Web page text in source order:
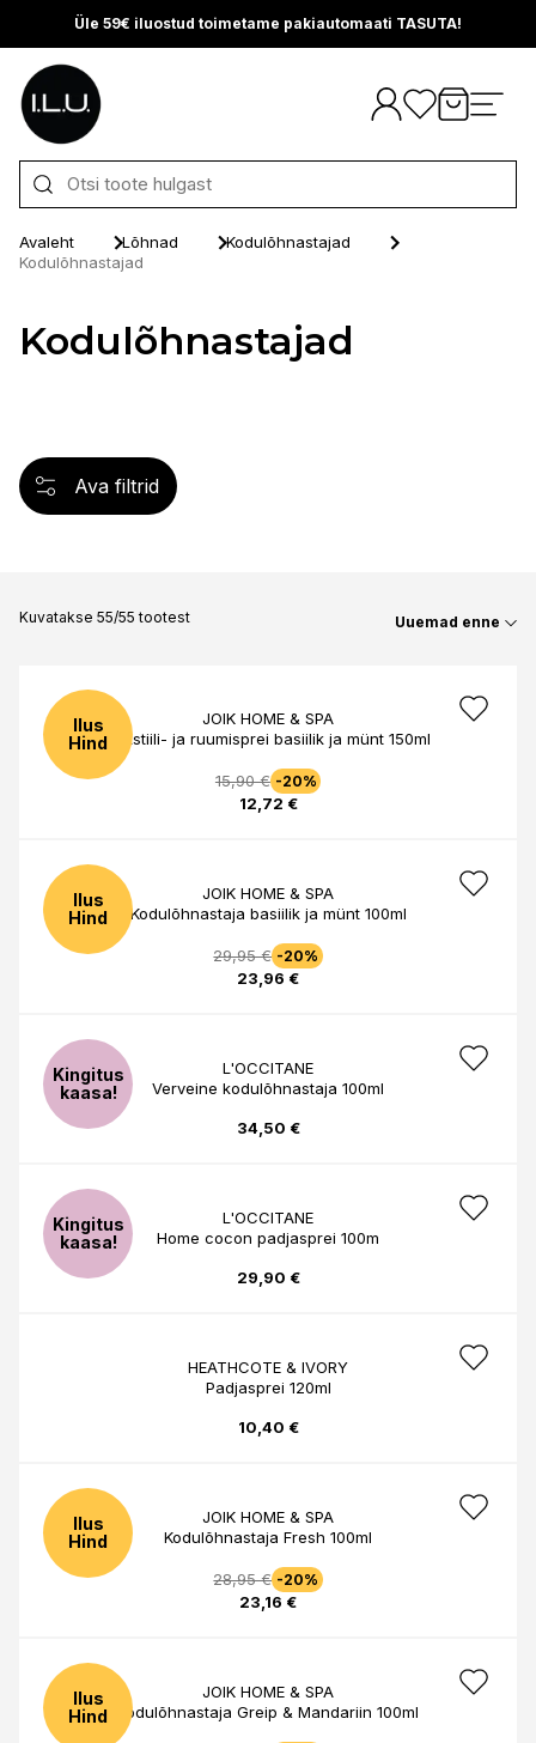
Üle 59€ iluostud toimetame pakiautomaati TASUTA!
Otse sisu juurde
Avaleht Lõhnad
Kodulõhnastajad
Kodulõhnastajad
Kodulõhnastajad
Ava filtrid
Kuvatakse 55/55 tootest Uuemad enne
Ilus
Hind
JOIK HOME & SPA
Tekstiili- ja ruumisprei basiilik ja münt 150ml
15,90 € -20%
12,72 €
Ilus
Hind
JOIK HOME & SPA
Kodulõhnastaja basiilik ja münt 100ml
29,95 € -20%
23,96 €
Kingitus
kaasa!
L'OCCITANE
Verveine kodulõhnastaja 100ml
34,50 €
Kingitus
kaasa!
L'OCCITANE
Home cocon padjasprei 100m
29,90 €
HEATHCOTE & IVORY
Padjasprei 120ml
10,40 €
Ilus
Hind
JOIK HOME & SPA
Kodulõhnastaja Fresh 100ml
28,95 € -20%
23,16 €
Ilus
Hind
JOIK HOME & SPA
Kodulõhnastaja Greip & Mandariin 100ml